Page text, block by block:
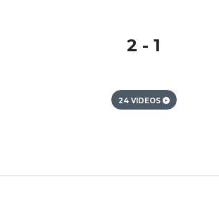
2 - 1
24 VIDEOS